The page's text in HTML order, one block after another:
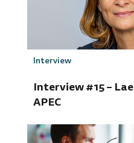
Interview #15 –
APEC
Interview